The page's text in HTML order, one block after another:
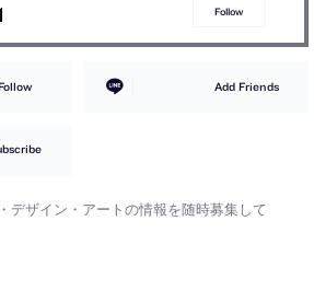
Follow
Add Friends
デザイン・アートの情報を随時募集して